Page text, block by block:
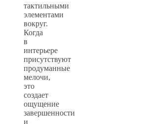
тактильными
элементами
вокруг.
Когда
в
интерьере
присутствуют
продуманные
мелочи,
это
создает
ощущение
завершенности
и